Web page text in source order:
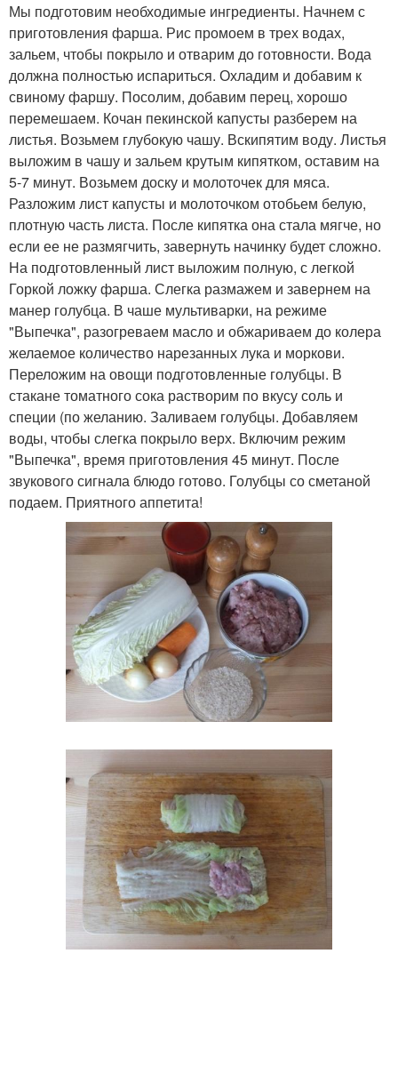
Мы подготовим необходимые ингредиенты. Начнем с
приготовления фарша. Рис промоем в трех водах,
зальем, чтобы покрыло и отварим до готовности. Вода
должна полностью испариться. Охладим и добавим к
свиному фаршу. Посолим, добавим перец, хорошо
перемешаем. Кочан пекинской капусты разберем на
листья. Возьмем глубокую чашу. Вскипятим воду. Листья
выложим в чашу и зальем крутым кипятком, оставим на
5-7 минут. Возьмем доску и молоточек для мяса.
Разложим лист капусты и молоточком отобьем белую,
плотную часть листа. После кипятка она стала мягче, но
если ее не размягчить, завернуть начинку будет сложно.
На подготовленный лист выложим полную, с легкой
Горкой ложку фарша. Слегка размажем и завернем на
манер голубца. В чаше мультиварки, на режиме
"Выпечка", разогреваем масло и обжариваем до колера
желаемое количество нарезанных лука и моркови.
Переложим на овощи подготовленные голубцы. В
стакане томатного сока растворим по вкусу соль и
специи (по желанию. Заливаем голубцы. Добавляем
воды, чтобы слегка покрыло верх. Включим режим
"Выпечка", время приготовления 45 минут. После
звукового сигнала блюдо готово. Голубцы со сметаной
подаем. Приятного аппетита!